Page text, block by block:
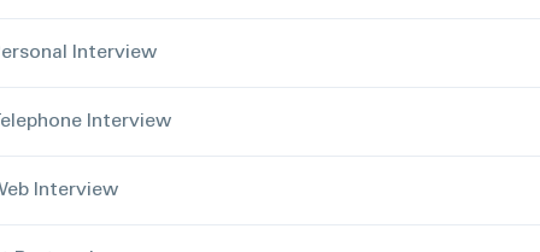
Interview
Interview
Interview